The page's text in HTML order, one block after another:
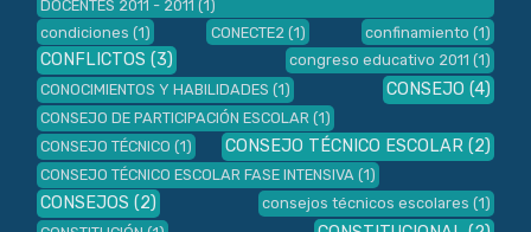
DOCENTES 2011 - 2011 (1)
condiciones (1) CONECTE2 (1) confinamiento (1)
CONFLICTOS (3) congreso educativo 2011 (1)
CONOCIMIENTOS Y HABILIDADES (1) CONSEJO (4)
CONSEJO DE PARTICIPACIÓN ESCOLAR (1)
CONSEJO TÉCNICO (1) CONSEJO TÉCNICO ESCOLAR (2)
CONSEJO TÉCNICO ESCOLAR FASE INTENSIVA (1)
CONSEJOS (2) consejos técnicos escolares (1)